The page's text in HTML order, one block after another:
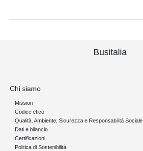
Busitalia
Chi siamo
Mission
Codice etico
Qualità, Ambiente, Sicurezza e Responsabilità Sociale
Dati e bilancio
Certificazioni
Politica di Sostenibilità